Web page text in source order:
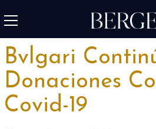
Bvlgari
Donaciones
Covid-19